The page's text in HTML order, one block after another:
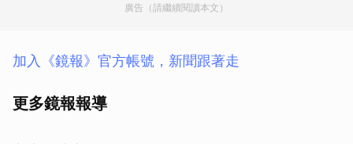
廣告（請繼續閱讀本文）
加入《鏡報》官方帳號，新聞跟著走
更多鏡報報導